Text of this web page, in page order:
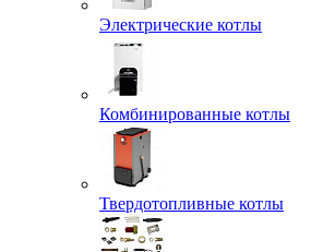
Электрические котлы
Комбинированные котлы
Твердотопливные котлы